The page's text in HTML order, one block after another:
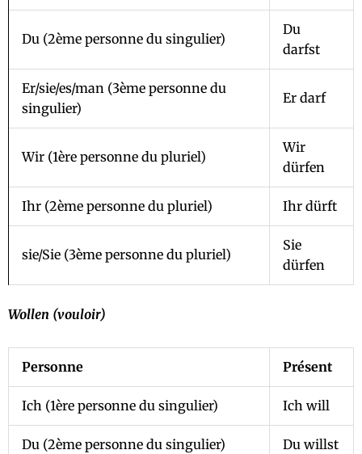
Du (2ème personne du singulier)
Du
darfst
Er/sie/es/man (3ème personne du
singulier)
Er darf
Wir (1ère personne du pluriel)
Wir
dürfen
Ihr (2ème personne du pluriel) Ihr dürft
sie/Sie (3ème personne du pluriel)
Sie
dürfen
Wollen (vouloir)
Personne Présent
Ich (1ère personne du singulier) Ich will
Du (2ème personne du singulier) Du willst